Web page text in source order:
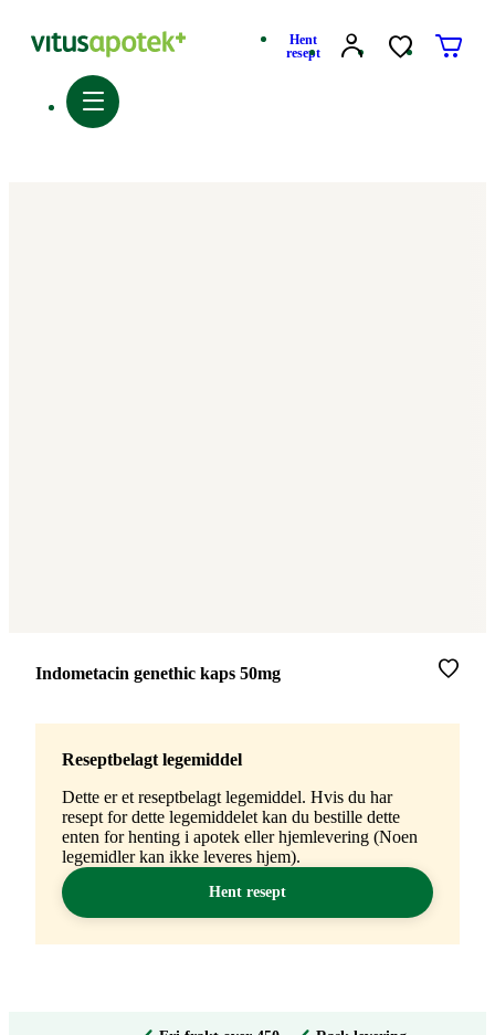
Hent
resept
Merke:
Indometacin genethic kaps 50mg
Reseptbelagt legemiddel
Dette er et reseptbelagt legemiddel. Hvis du har
resept for dette legemiddelet kan du bestille dette
enten for henting i apotek eller hjemlevering (Noen
legemidler kan ikke leveres hjem).
Hent resept